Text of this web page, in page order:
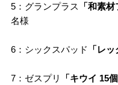
5：グランプラス 「和素
名様
6：シックスパッド 「レ
7：ゼスプリ 「キウイ 15